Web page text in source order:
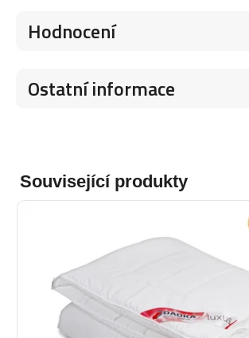
Hodnocení
Ostatní informace
Související produkty